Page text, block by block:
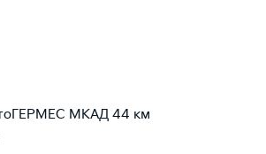
МКАД 44 км